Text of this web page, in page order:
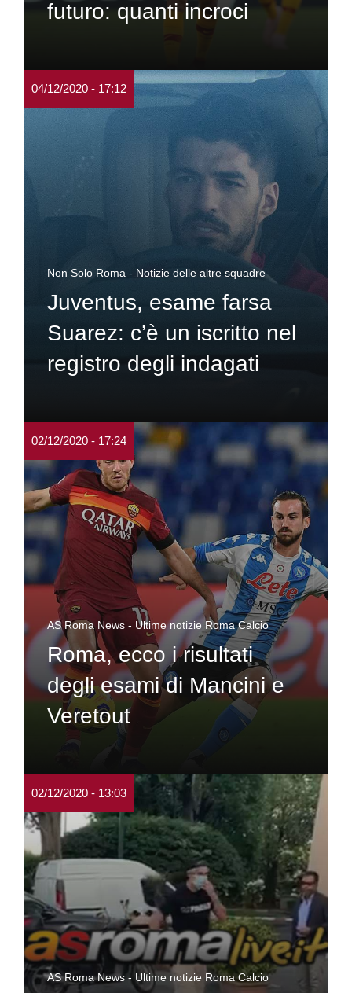
futuro: quanti incroci
04/12/2020 - 17:12
Non Solo Roma - Notizie delle altre squadre
Juventus, esame farsa
Suarez: c’è un iscritto nel
registro degli indagati
02/12/2020 - 17:24
AS Roma News - Ultime notizie Roma Calcio
Roma, ecco i risultati
degli esami di Mancini e
Veretout
02/12/2020 - 13:03
AS Roma News - Ultime notizie Roma Calcio